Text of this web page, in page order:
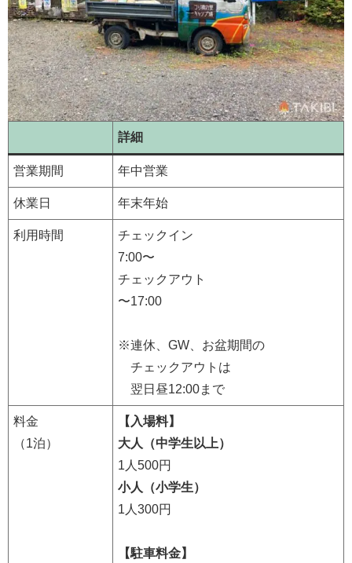
詳細
営業期間 年中営業
休業日 年末年始
利用時間
チェックイン
7:00〜
チェックアウト
〜17:00
※連休、GW、お盆期間の
チェックアウトは
翌日昼12:00まで
料金
（1泊）
【入場料】
大人（中学生以上）
1人500円
小人（小学生）
1人300円
【駐車料金】